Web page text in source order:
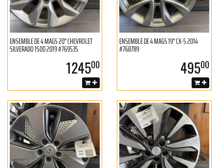
ENSEMBLE DE 4 MAGS 20" CHEVROLET
SILVERADO 1500 2019 #769535
124500
ENSEMBLE DE 4 MAGS 19" CX-5 2014
#768789
49500